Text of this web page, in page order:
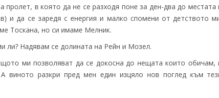
в която да не се разходя поне за ден-два до местата
и да се заредя с енергия и малко спомени от детството
Тоскана, но си имаме Мелник.
ли? Надявам се долината на Рейн и Мозел.
ми позволяват да се докосна до нещата които обичам,
виното разкри пред мен един изцяло нов поглед към